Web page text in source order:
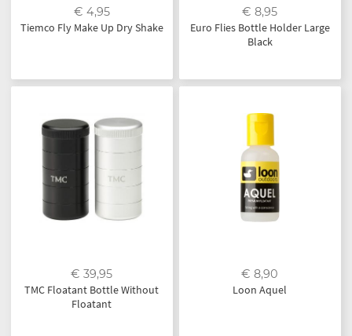
€ 4,95
Tiemco Fly Make Up Dry Shake
€ 8,95
Euro Flies Bottle Holder Large
Black
€ 39,95
TMC Floatant Bottle Without
Floatant
€ 8,90
Loon Aquel